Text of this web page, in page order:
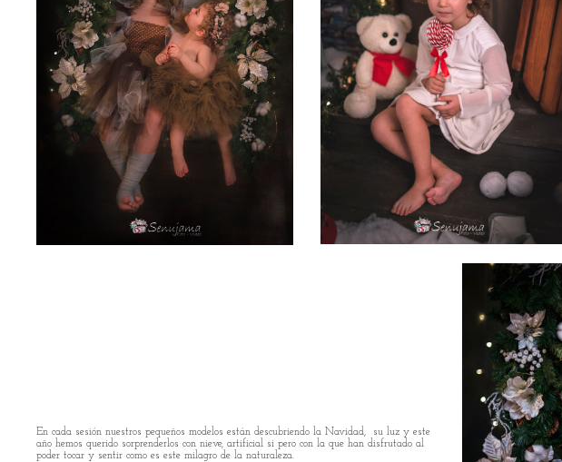
En cada sesión nuestros pequeños modelos están descubriendo la Navidad, su luz y este
año hemos querido sorprenderlos con nieve, artificial si pero con la que han disfrutado al
poder tocar y sentir como es este milagro de la naturaleza.